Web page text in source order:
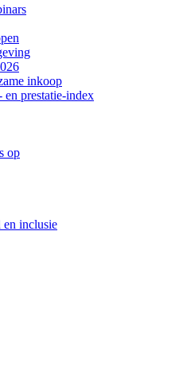
inkoop
en prestatie-index
op
inclusie